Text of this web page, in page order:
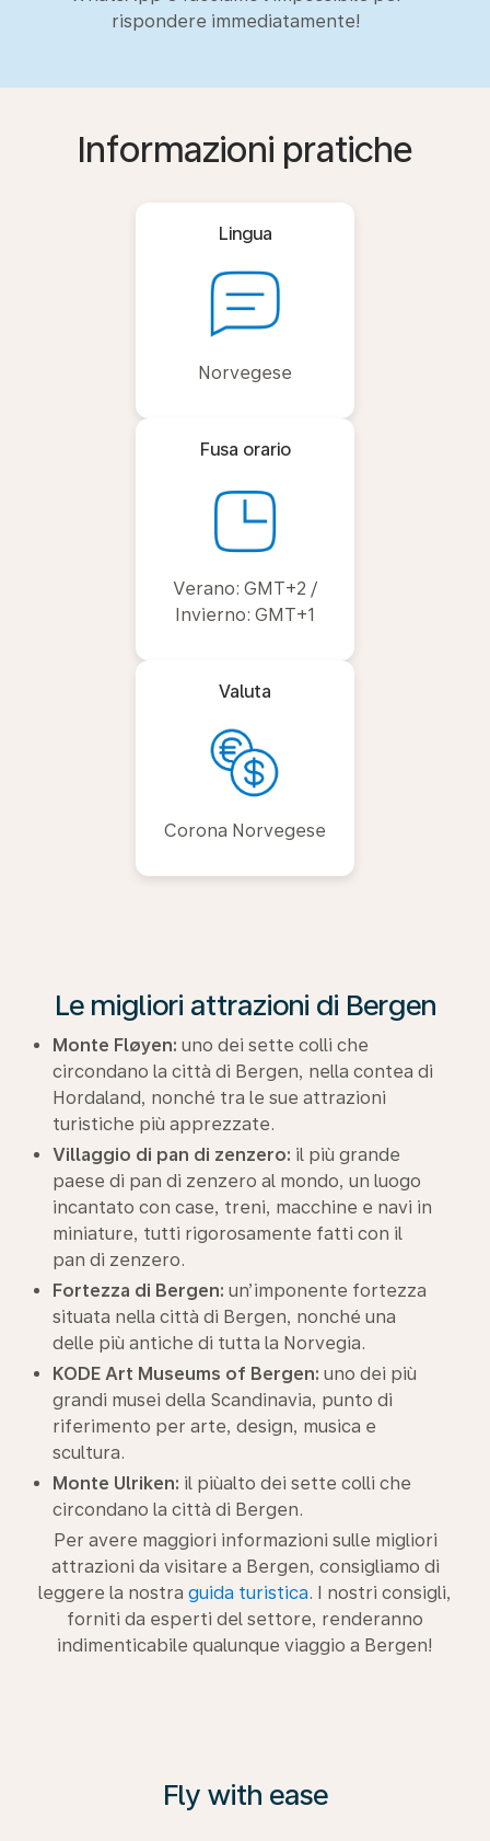
rispondere immediatamente!
Informazioni pratiche
Lingua
Norvegese
Fusa orario
Verano: GMT+2 /
Invierno: GMT+1
Valuta
Corona Norvegese
Le migliori attrazioni di Bergen
Monte Fløyen: uno dei sette colli che
circondano la città di Bergen, nella contea di
Hordaland, nonché tra le sue attrazioni
turistiche più apprezzate.
Villaggio di pan di zenzero: il più grande
paese di pan di zenzero al mondo, un luogo
incantato con case, treni, macchine e navi in
miniature, tutti rigorosamente fatti con il
pan di zenzero.
Fortezza di Bergen: un’imponente fortezza
situata nella città di Bergen, nonché una
delle più antiche di tutta la Norvegia.
KODE Art Museums of Bergen: uno dei più
grandi musei della Scandinavia, punto di
riferimento per arte, design, musica e
scultura.
Monte Ulriken: il piùalto dei sette colli che
circondano la città di Bergen.
Per avere maggiori informazioni sulle migliori
attrazioni da visitare a Bergen, consigliamo di
leggere la nostra guida turistica. I nostri consigli,
forniti da esperti del settore, renderanno
indimenticabile qualunque viaggio a Bergen!
Fly with ease